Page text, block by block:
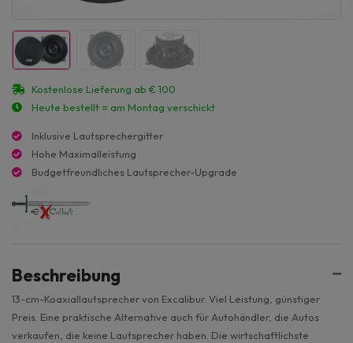
Inklusive Lautsprechergitter
Hohe Maximalleistung
Budgetfreundliches Lautsprecher-Upgrade
Kostenlose Lieferung ab € 100
Heute bestellt = am Montag verschickt
Beschreibung
13-cm-Koaxiallautsprecher von Excalibur. Viel Leistung, günstiger
Preis. Eine praktische Alternative auch für Autohändler, die Autos
verkaufen, die keine Lautsprecher haben. Die wirtschaftlichste